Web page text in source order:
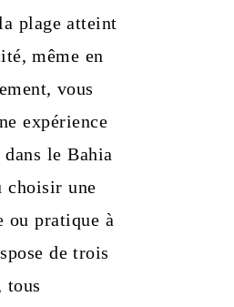
plage atteint
même en
vous
expérience
le Bahia
choisir une
ou pratique à
de trois
tous